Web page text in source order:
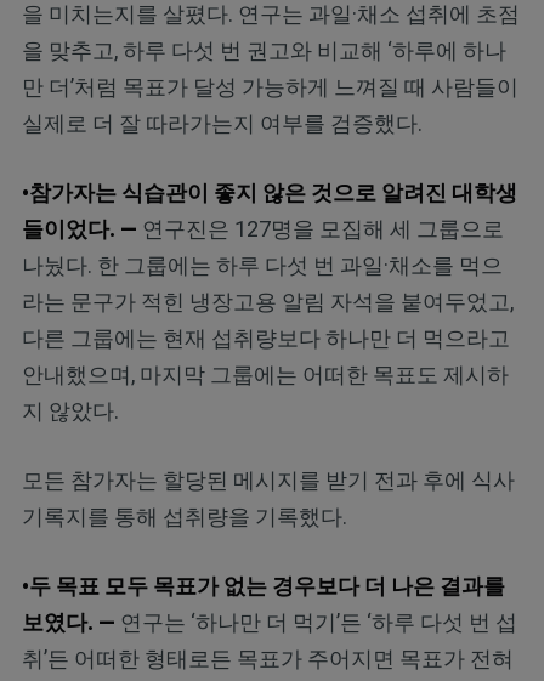
을 미치는지를 살폈다. 연구는 과일·채소 섭취에 초점
을 맞추고, 하루 다섯 번 권고와 비교해 ‘하루에 하나
만 더’처럼 목표가 달성 가능하게 느껴질 때 사람들이
실제로 더 잘 따라가는지 여부를 검증했다.
•참가자는 식습관이 좋지 않은 것으로 알려진 대학생
들이었다. — 연구진은 127명을 모집해 세 그룹으로
나눴다. 한 그룹에는 하루 다섯 번 과일·채소를 먹으
라는 문구가 적힌 냉장고용 알림 자석을 붙여두었고,
다른 그룹에는 현재 섭취량보다 하나만 더 먹으라고
안내했으며, 마지막 그룹에는 어떠한 목표도 제시하
지 않았다.
모든 참가자는 할당된 메시지를 받기 전과 후에 식사
기록지를 통해 섭취량을 기록했다.
•두 목표 모두 목표가 없는 경우보다 더 나은 결과를
보였다. — 연구는 ‘하나만 더 먹기’든 ‘하루 다섯 번 섭
취’든 어떠한 형태로든 목표가 주어지면 목표가 전혀